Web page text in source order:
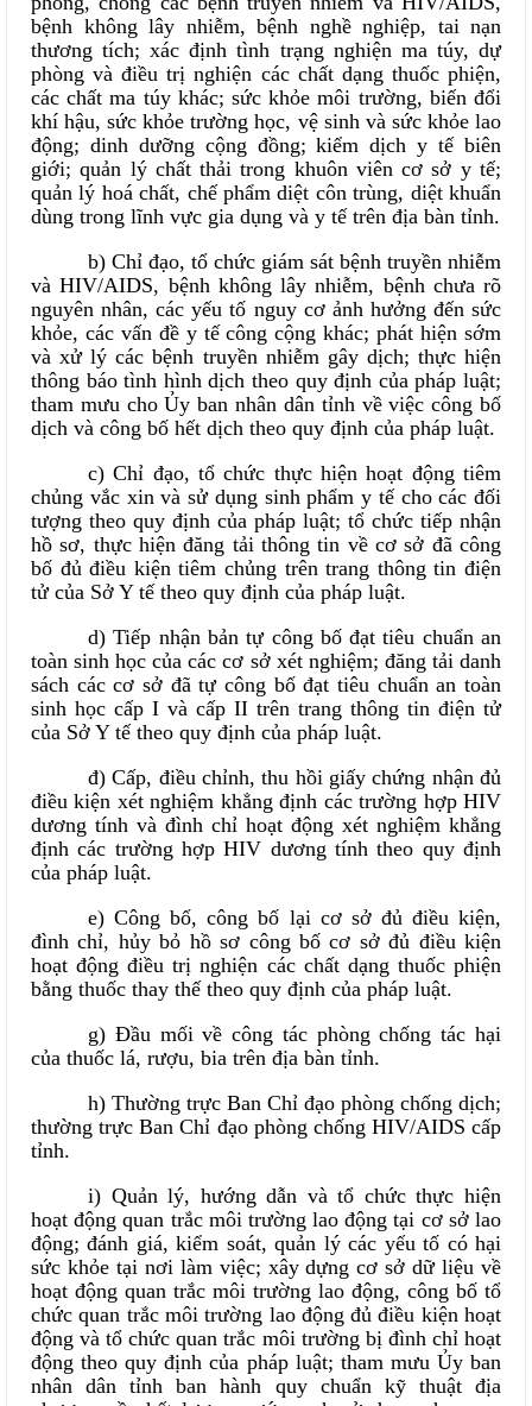
bệnh không lây nhiễm, bệnh nghề nghiệp, tai nạn
thương tích; xác định tình trạng nghiện ma túy, dự
phòng và điều trị nghiện các chất dạng thuốc phiện,
các chất ma túy khác; sức khỏe môi trường, biến đổi
khí hậu, sức khỏe trường học, vệ sinh và sức khỏe lao
động; dinh dưỡng cộng đồng; kiểm dịch y tế biên
giới; quản lý chất thải trong khuôn viên cơ sở y tế;
quản lý hoá chất, chế phẩm diệt côn trùng, diệt khuẩn
dùng trong lĩnh vực gia dụng và y tế trên địa bàn tỉnh.
b) Chỉ đạo, tổ chức giám sát bệnh truyền nhiễm
và HIV/AIDS, bệnh không lây nhiễm, bệnh chưa rõ
nguyên nhân, các yếu tố nguy cơ ảnh hưởng đến sức
khỏe, các vấn đề y tế công cộng khác; phát hiện sớm
và xử lý các bệnh truyền nhiễm gây dịch; thực hiện
thông báo tình hình dịch theo quy định của pháp luật;
tham mưu cho Ủy ban nhân dân tỉnh về việc công bố
dịch và công bố hết dịch theo quy định của pháp luật.
c) Chỉ đạo, tổ chức thực hiện hoạt động tiêm
chủng vắc xin và sử dụng sinh phẩm y tế cho các đối
tượng theo quy định của pháp luật; tổ chức tiếp nhận
hồ sơ, thực hiện đăng tải thông tin về cơ sở đã công
bố đủ điều kiện tiêm chủng trên trang thông tin điện
tử của Sở Y tế theo quy định của pháp luật.
d) Tiếp nhận bản tự công bố đạt tiêu chuẩn an
toàn sinh học của các cơ sở xét nghiệm; đăng tải danh
sách các cơ sở đã tự công bố đạt tiêu chuẩn an toàn
sinh học cấp I và cấp II trên trang thông tin điện tử
của Sở Y tế theo quy định của pháp luật.
đ) Cấp, điều chỉnh, thu hồi giấy chứng nhận đủ
điều kiện xét nghiệm khẳng định các trường hợp HIV
dương tính và đình chỉ hoạt động xét nghiệm khẳng
định các trường hợp HIV dương tính theo quy định
của pháp luật.
e) Công bố, công bố lại cơ sở đủ điều kiện,
đình chỉ, hủy bỏ hồ sơ công bố cơ sở đủ điều kiện
hoạt động điều trị nghiện các chất dạng thuốc phiện
bằng thuốc thay thế theo quy định của pháp luật.
g) Đầu mối về công tác phòng chống tác hại
của thuốc lá, rượu, bia trên địa bàn tỉnh.
h) Thường trực Ban Chỉ đạo phòng chống dịch;
thường trực Ban Chỉ đạo phòng chống HIV/AIDS cấp
tỉnh.
i) Quản lý, hướng dẫn và tổ chức thực hiện
hoạt động quan trắc môi trường lao động tại cơ sở lao
động; đánh giá, kiểm soát, quản lý các yếu tố có hại
sức khỏe tại nơi làm việc; xây dựng cơ sở dữ liệu về
hoạt động quan trắc môi trường lao động, công bố tổ
chức quan trắc môi trường lao động đủ điều kiện hoạt
động và tổ chức quan trắc môi trường bị đình chỉ hoạt
động theo quy định của pháp luật; tham mưu Ủy ban
nhân dân tỉnh ban hành quy chuẩn kỹ thuật địa